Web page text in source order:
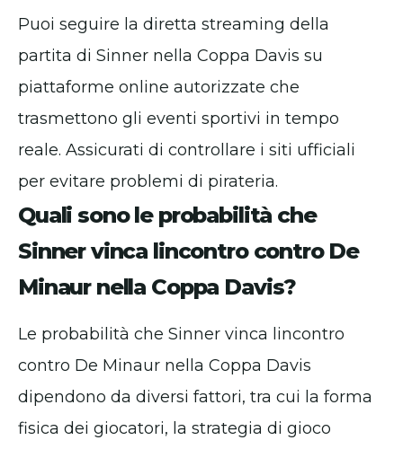
Puoi seguire la diretta streaming della
partita di Sinner nella Coppa Davis su
piattaforme online autorizzate che
trasmettono gli eventi sportivi in tempo
reale. Assicurati di controllare i siti ufficiali
per evitare problemi di pirateria.
Quali sono le probabilità che
Sinner vinca lincontro contro De
Minaur nella Coppa Davis?
Le probabilità che Sinner vinca lincontro
contro De Minaur nella Coppa Davis
dipendono da diversi fattori, tra cui la forma
fisica dei giocatori, la strategia di gioco